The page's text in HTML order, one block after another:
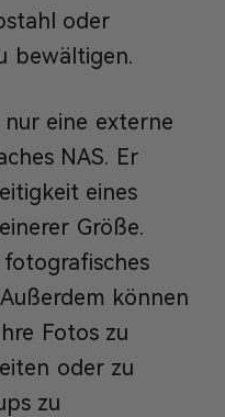
oder
bewältigen.
eine externe
NAS. Er
eines
Größe.
können
Fotos zu
oder zu
zu